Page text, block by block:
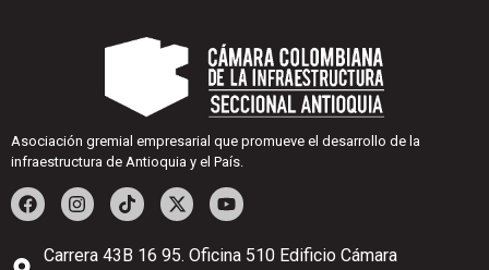
Asociación gremial empresarial que promueve el desarrollo de la
infraestructura de Antioquia y el País.
Carrera 43B 16 95. Oficina 510 Edificio Cámara